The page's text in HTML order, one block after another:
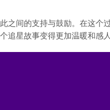
之间的支持与鼓励。在这
追星故事变得更加温暖和感